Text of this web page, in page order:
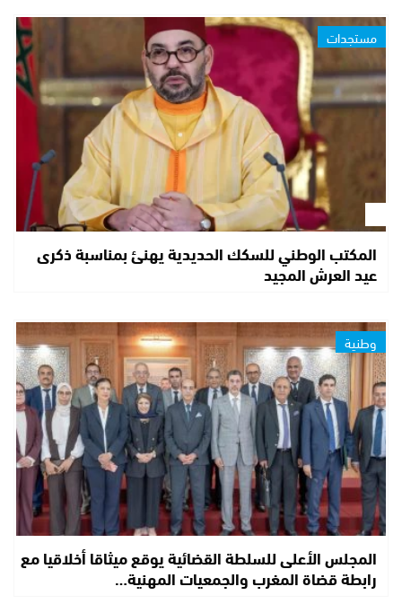
مستجدات
المكتب الوطني للسكك الحديدية يهنئ بمناسبة ذكرى
عيد العرش المجيد
وطنية
المجلس الأعلى للسلطة القضائية يوقع ميثاقا أخلاقيا مع
رابطة قضاة المغرب والجمعيات المهنية…